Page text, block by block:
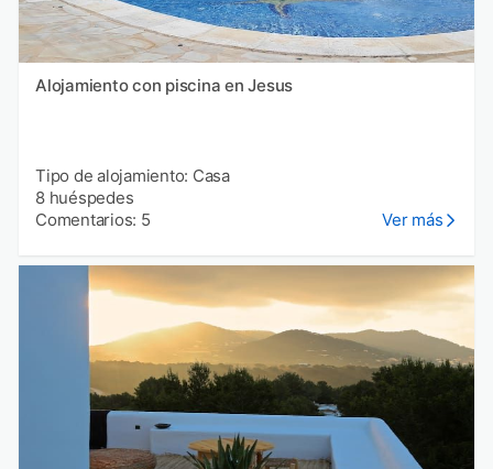
Alojamiento con piscina en Jesus
Tipo de alojamiento: Casa
8 huéspedes
Comentarios: 5
Ver más